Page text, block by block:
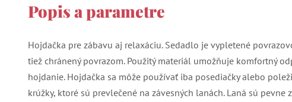
Popis a parametre
Hojdačka pre zábavu aj relaxáciu. Sedadlo je vypletené
tiež chránený povrazom. Použitý materiál umožňuje komfortný
hojdanie. Hojdačka sa môže používať iba posediačky alebo
krúžky, ktoré sú prevlečené na závesných lanách. Laná sú pevne